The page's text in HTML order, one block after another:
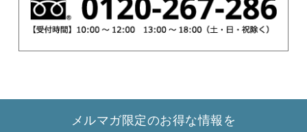
メルマガ限定のお得な情報を